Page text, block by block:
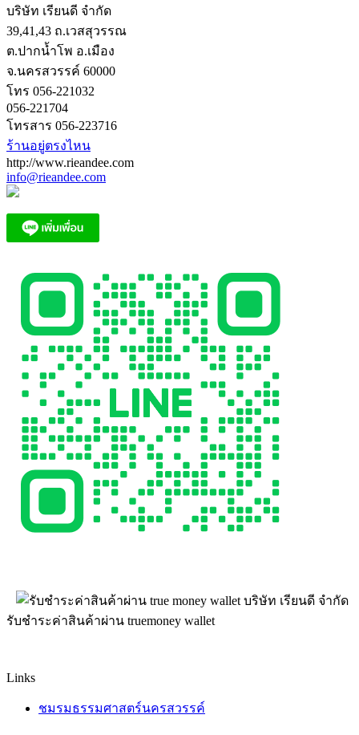
บริษัท เรียนดี จำกัด
39,41,43 ถ.เวสสุวรรณ
ต.ปากน้ำโพ อ.เมือง
จ.นครสวรรค์ 60000
โทร 056-221032
056-221704
โทรสาร 056-223716
ร้านอยู่ตรงไหน
http://www.rieandee.com
info@rieandee.com
บริษัท เรียนดี จำกัด
รับชำระค่าสินค้าผ่าน truemoney wallet
Links
ชมรมธรรมศาสตร์นครสวรรค์